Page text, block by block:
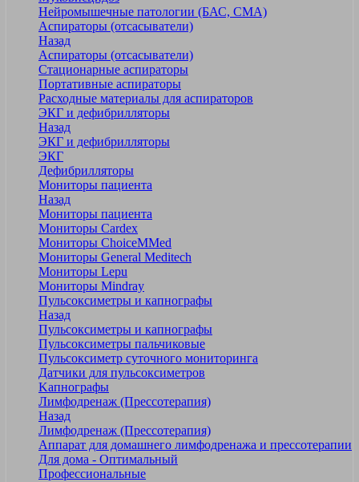
Нейромышечные патологии (БАС, СМА)
Аспираторы (отсасыватели)
Назад
Аспираторы (отсасыватели)
Стационарные аспираторы
Портативные аспираторы
Расходные материалы для аспираторов
ЭКГ и дефибрилляторы
Назад
ЭКГ и дефибрилляторы
ЭКГ
Дефибрилляторы
Мониторы пациента
Назад
Мониторы пациента
Мониторы Cardex
Мониторы ChoiceMMed
Мониторы General Meditech
Мониторы Lepu
Мониторы Mindray
Пульсоксиметры и капнографы
Назад
Пульсоксиметры и капнографы
Пульсоксиметры пальчиковые
Пульсоксиметр суточного мониторинга
Датчики для пульсоксиметров
Kапнографы
Лимфодренаж (Прессотерапия)
Назад
Лимфодренаж (Прессотерапия)
Аппарат для домашнего лимфодренажа и прессотерапии
Для дома - Оптимальный
Профессиональные